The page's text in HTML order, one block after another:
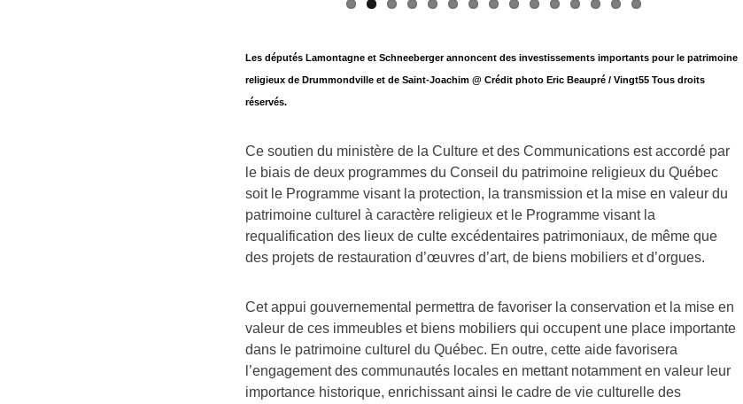
Les députés Lamontagne et Schneeberger annoncent des investissements importants pour le patrimoine
religieux de Drummondville et de Saint-Joachim @ Crédit photo Eric Beaupré / Vingt55 Tous droits
réservés.
Ce soutien du ministère de la Culture et des Communications est accordé par
le biais de deux programmes du Conseil du patrimoine religieux du Québec
soit le Programme visant la protection, la transmission et la mise en valeur du
patrimoine culturel à caractère religieux et le Programme visant la
requalification des lieux de culte excédentaires patrimoniaux, de même que
des projets de restauration d’œuvres d’art, de biens mobiliers et d’orgues.
Cet appui gouvernemental permettra de favoriser la conservation et la mise en
valeur de ces immeubles et biens mobiliers qui occupent une place importante
dans le patrimoine culturel du Québec. En outre, cette aide favorisera
l’engagement des communautés locales en mettant notamment en valeur leur
importance historique, enrichissant ainsi le cadre de vie culturelle des